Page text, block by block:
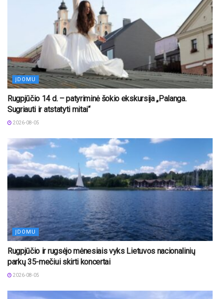
ĮDOMU
Rugpjūčio 14 d. – patyriminė šokio ekskursija „Palanga.
Sugriauti ir atstatyti mitai“
2026-08-05
ĮDOMU
Rugpjūčio ir rugsėjo mėnesiais vyks Lietuvos nacionalinių
parkų 35-mečiui skirti koncertai
2026-08-05